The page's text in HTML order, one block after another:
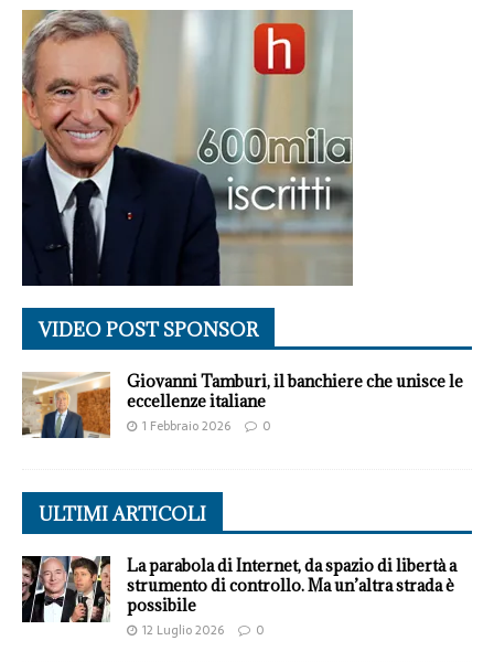
VIDEO POST SPONSOR
Giovanni Tamburi, il banchiere che unisce le
eccellenze italiane
1 Febbraio 2026 0
ULTIMI ARTICOLI
La parabola di Internet, da spazio di libertà a
strumento di controllo. Ma un’altra strada è
possibile
12 Luglio 2026 0